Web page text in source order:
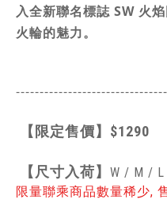
入全新聯名標誌 SW 火
火輪的魅力。
【限定售價】 $1290
【 尺寸入荷】 W / M / L
限量聯乘商品數量稀少,